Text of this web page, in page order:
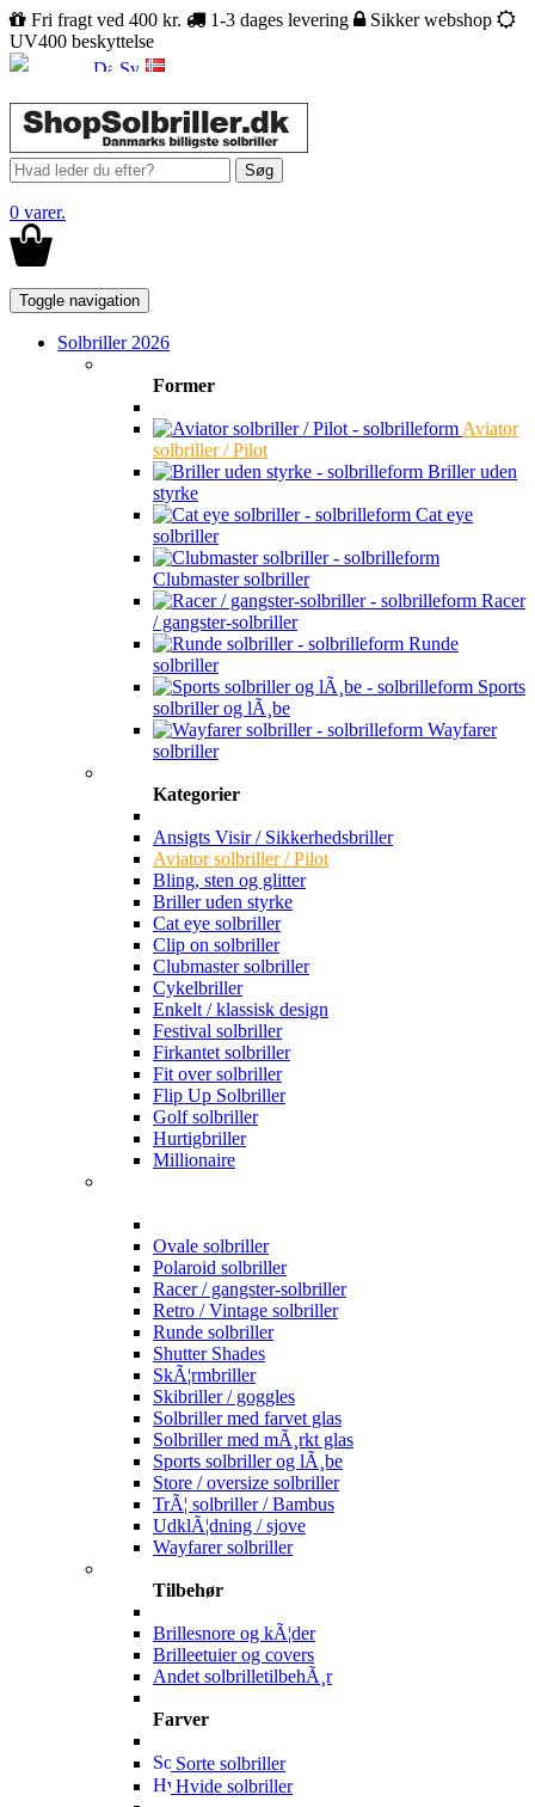
Fri fragt ved 400 kr. 1-3 dages levering
Sikker webshop
UV400 beskyttelse
Søg
0 varer.
Toggle navigation
Solbriller 2026
Former
Aviator
solbriller / Pilot
Briller uden
styrke
Cat eye
solbriller
Clubmaster solbriller
Racer
/ gangster-solbriller
Runde
solbriller
Sports
solbriller og lÃ¸be
Wayfarer
solbriller
Kategorier
Ansigts Visir / Sikkerhedsbriller
Aviator solbriller / Pilot
Bling, sten og glitter
Briller uden styrke
Cat eye solbriller
Clip on solbriller
Clubmaster solbriller
Cykelbriller
Enkelt / klassisk design
Festival solbriller
Firkantet solbriller
Fit over solbriller
Flip Up Solbriller
Golf solbriller
Hurtigbriller
Millionaire
Ovale solbriller
Polaroid solbriller
Racer / gangster-solbriller
Retro / Vintage solbriller
Runde solbriller
Shutter Shades
SkÃ¦rmbriller
Skibriller / goggles
Solbriller med farvet glas
Solbriller med mÃ¸rkt glas
Sports solbriller og lÃ¸be
Store / oversize solbriller
TrÃ¦ solbriller / Bambus
UdklÃ¦dning / sjove
Wayfarer solbriller
Tilbehør
Brillesnore og kÃ¦der
Brilleetuier og covers
Andet solbrilletilbehÃ¸r
Farver
Sorte solbriller
Hvide solbriller